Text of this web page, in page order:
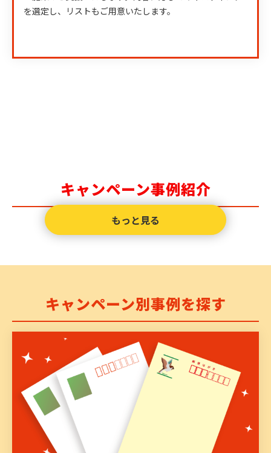
を選定し、リストもご用意いたします。
キャンペーン事例紹介
もっと見る
キャンペーン別事例を探す